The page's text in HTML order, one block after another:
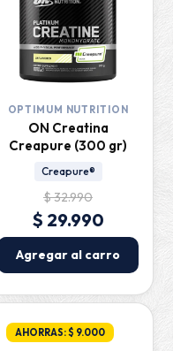
OPTIMUM NUTRITION
ON Creatina
Creapure (300 gr)
Creapure®
$ 32.990
$ 29.990
Agregar al carro
AHORRAS: $ 9.000